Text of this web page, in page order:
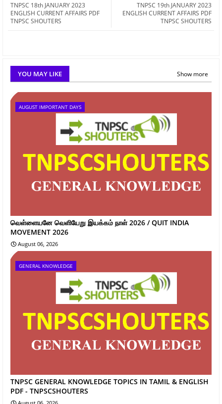
TNPSC 19th JANUARY 2023
ENGLISH CURRENT AFFAIRS PDF
TNPSC SHOUTERS
TNPSC 18th JANUARY 2023
ENGLISH CURRENT AFFAIRS PDF
TNPSC SHOUTERS
YOU MAY LIKE Show more
AUGUST IMPORTANT DAYS
வெள்ளையனே வெளியேறு இயக்கம் நாள் 2026 / QUIT INDIA
MOVEMENT 2026
August 06, 2026
GENERAL KNOWLEDGE
TNPSC GENERAL KNOWLEDGE TOPICS IN TAMIL & ENGLISH
PDF - TNPSCSHOUTERS